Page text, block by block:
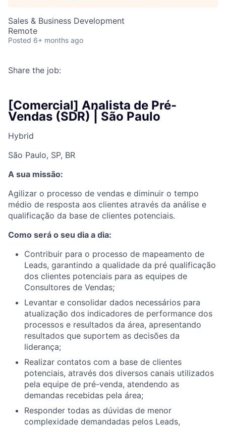
Sales & Business Development
Remote
Posted 6+ months ago
Share the job:
[Comercial] Analista de Pré-
Vendas (SDR) | São Paulo
Hybrid
São Paulo, SP, BR
A sua missão:
Agilizar o processo de vendas e diminuir o tempo
médio de resposta aos clientes através da análise e
qualificação da base de clientes potenciais.
Como será o seu dia a dia:
Contribuir para o processo de mapeamento de
Leads, garantindo a qualidade da pré qualificação
dos clientes potenciais para as equipes de
Consultores de Vendas;
Levantar e consolidar dados necessários para
atualização dos indicadores de performance dos
processos e resultados da área, apresentando
resultados que suportem as decisões da
liderança;
Realizar contatos com a base de clientes
potenciais, através dos diversos canais utilizados
pela equipe de pré-venda, atendendo as
demandas recebidas pela área;
Responder todas as dúvidas de menor
complexidade demandadas pelos Leads,